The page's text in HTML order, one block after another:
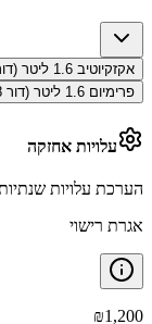
אקזקיוטיב 1.6 ליטר (דור 8)
פרימיום 1.6 ליטר (דור 8)
עלויות אחזקה
הערכת עלויות שנתיות על בסיס
אגרת רישוי
₪1,200